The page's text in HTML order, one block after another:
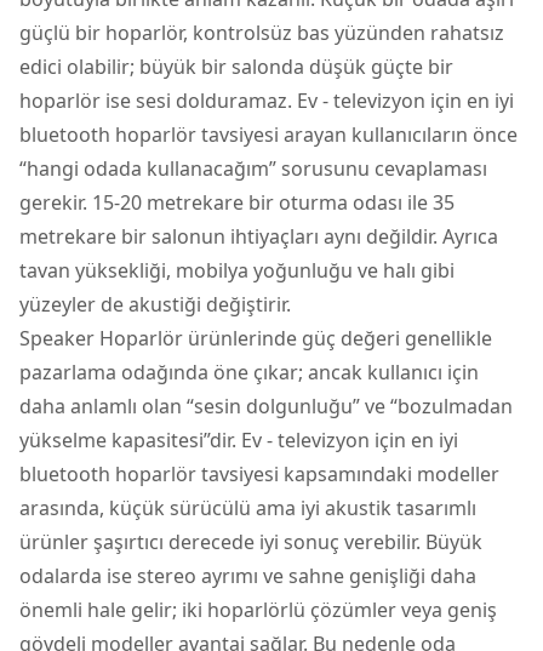
güçlü bir hoparlör, kontrolsüz bas yüzünden rahatsız
edici olabilir; büyük bir salonda düşük güçte bir
hoparlör ise sesi dolduramaz. Ev - televizyon için en iyi
bluetooth hoparlör tavsiyesi arayan kullanıcıların önce
“hangi odada kullanacağım” sorusunu cevaplaması
gerekir. 15-20 metrekare bir oturma odası ile 35
metrekare bir salonun ihtiyaçları aynı değildir. Ayrıca
tavan yüksekliği, mobilya yoğunluğu ve halı gibi
yüzeyler de akustiği değiştirir.
Speaker Hoparlör ürünlerinde güç değeri genellikle
pazarlama odağında öne çıkar; ancak kullanıcı için
daha anlamlı olan “sesin dolgunluğu” ve “bozulmadan
yükselme kapasitesi”dir. Ev - televizyon için en iyi
bluetooth hoparlör tavsiyesi kapsamındaki modeller
arasında, küçük sürücülü ama iyi akustik tasarımlı
ürünler şaşırtıcı derecede iyi sonuç verebilir. Büyük
odalarda ise stereo ayrımı ve sahne genişliği daha
önemli hale gelir; iki hoparlörlü çözümler veya geniş
gövdeli modeller avantaj sağlar. Bu nedenle oda